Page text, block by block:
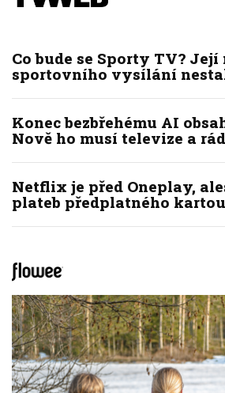
Co bude se Sporty TV? Její
sportovního vysílání
Konec bezbřehému AI
Nově ho musí televize a
Netflix je před Oneplay,
plateb předplatného kartou